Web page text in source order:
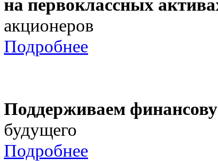
на первоклассных
акционеров
Подробнее
Поддерживаем
будущего
Подробнее